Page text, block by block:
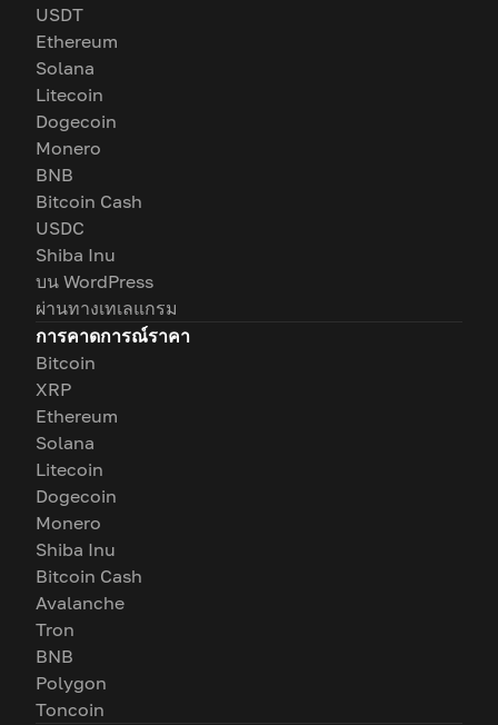
USDT
Ethereum
Solana
Litecoin
Dogecoin
Monero
BNB
Bitcoin Cash
USDC
Shiba Inu
บน WordPress
ผ่านทางเทเลแกรม
การคาดการณ์ราคา
Bitcoin
XRP
Ethereum
Solana
Litecoin
Dogecoin
Monero
Shiba Inu
Bitcoin Cash
Avalanche
Tron
BNB
Polygon
Toncoin